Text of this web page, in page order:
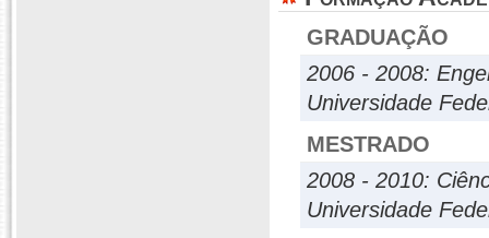
GRADUAÇÃO
2006 - 2008:
Universidade
MESTRADO
2008 - 2010:
Universidade